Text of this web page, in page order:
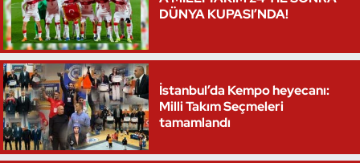
DÜNYA KUPASI’NDA!
İstanbul’da Kempo heyecanı:
Milli Takım Seçmeleri
tamamlandı